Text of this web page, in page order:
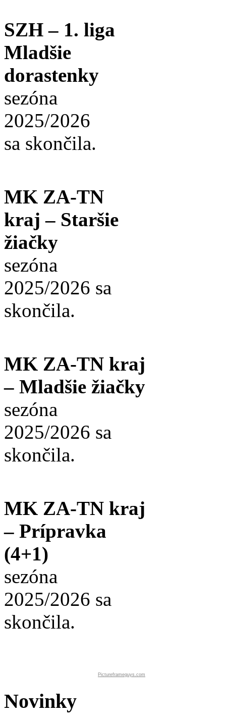
SZH – 1. liga
Mladšie
dorastenky
sezóna
2025/2026
sa skončila.
MK ZA-TN
kraj – Staršie
žiačky
sezóna
2025/2026 sa
skončila.
MK ZA-TN kraj
– Mladšie žiačky
sezóna
2025/2026 sa
skončila.
MK ZA-TN kraj
– Prípravka
(4+1)
sezóna
2025/2026 sa
skončila.
Pictureframeguys.com
Novinky